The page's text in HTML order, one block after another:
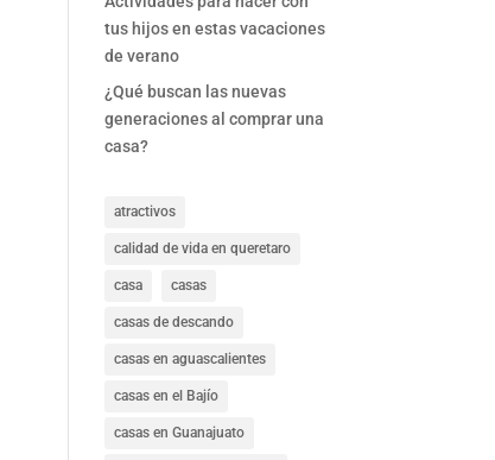
tus hijos en estas vacaciones
de verano
¿Qué buscan las nuevas
generaciones al comprar una
casa?
atractivos
calidad de vida en queretaro
casa casas
casas de descando
casas en aguascalientes
casas en el Bajío
casas en Guanajuato